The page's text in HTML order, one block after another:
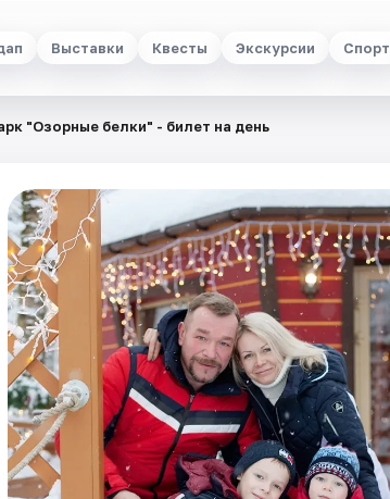
Выставки Квесты Экскурсии Спорт
"Озорные белки" - билет на день